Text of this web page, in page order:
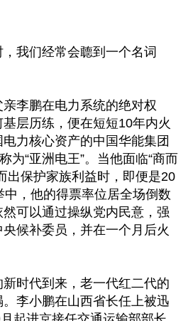
我们经常会聼到一个名词
李鹏在电力系统的绝对权
层历练，便在短短10年内火
力核心资产的中国华能集团
为“亚洲电王”。当他面临“商而
出保护家族利益时，即便是20
中，他的得票率位居全场倒数
可以通过操纵党内民意，强
候补委员，并在一个月后火
时代到来，老一代红二代的
李小鹏在山西省长任上被迅